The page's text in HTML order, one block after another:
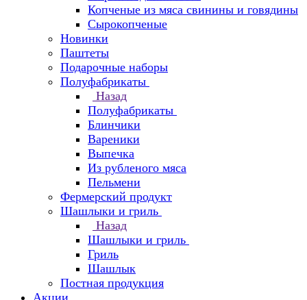
Копченые из мяса свинины и говядины
Сырокопченые
Новинки
Паштеты
Подарочные наборы
Полуфабрикаты
Назад
Полуфабрикаты
Блинчики
Вареники
Выпечка
Из рубленого мяса
Пельмени
Фермерский продукт
Шашлыки и гриль
Назад
Шашлыки и гриль
Гриль
Шашлык
Постная продукция
Акции